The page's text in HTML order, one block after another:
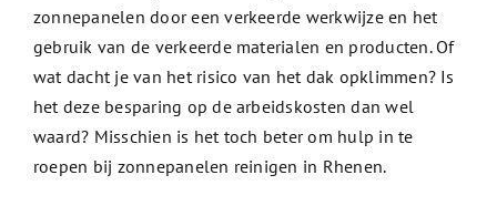
zonnepanelen door een verkeerde werkwijze en het
gebruik van de verkeerde materialen en producten. Of
wat dacht je van het risico van het dak opklimmen? Is
het deze besparing op de arbeidskosten dan wel
waard? Misschien is het toch beter om hulp in te
roepen bij zonnepanelen reinigen in Rhenen.